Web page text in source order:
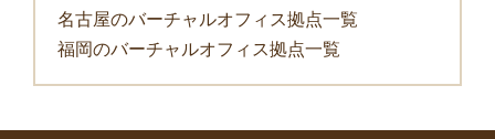
名古屋のバーチャルオフィス拠点一覧
福岡のバーチャルオフィス拠点一覧